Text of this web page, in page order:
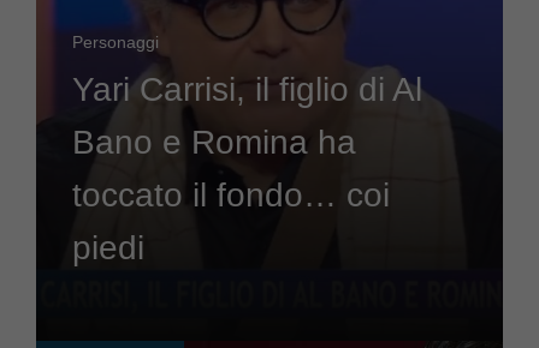
Personaggi
Yari Carrisi, il figlio di Al
Bano e Romina ha
toccato il fondo… coi
piedi